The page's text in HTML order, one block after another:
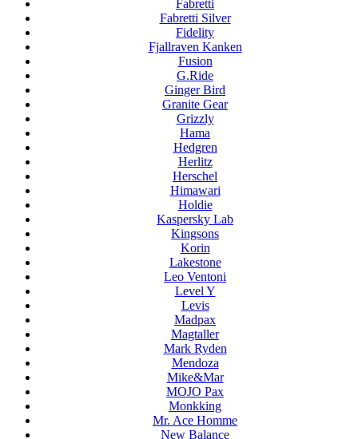
Fabretti
Fabretti Silver
Fidelity
Fjallraven Kanken
Fusion
G.Ride
Ginger Bird
Granite Gear
Grizzly
Hama
Hedgren
Herlitz
Herschel
Himawari
Holdie
Kaspersky Lab
Kingsons
Korin
Lakestone
Leo Ventoni
Level Y
Levis
Madpax
Magtaller
Mark Ryden
Mendoza
Mike&Mar
MOJO Pax
Monkking
Mr. Ace Homme
New Balance